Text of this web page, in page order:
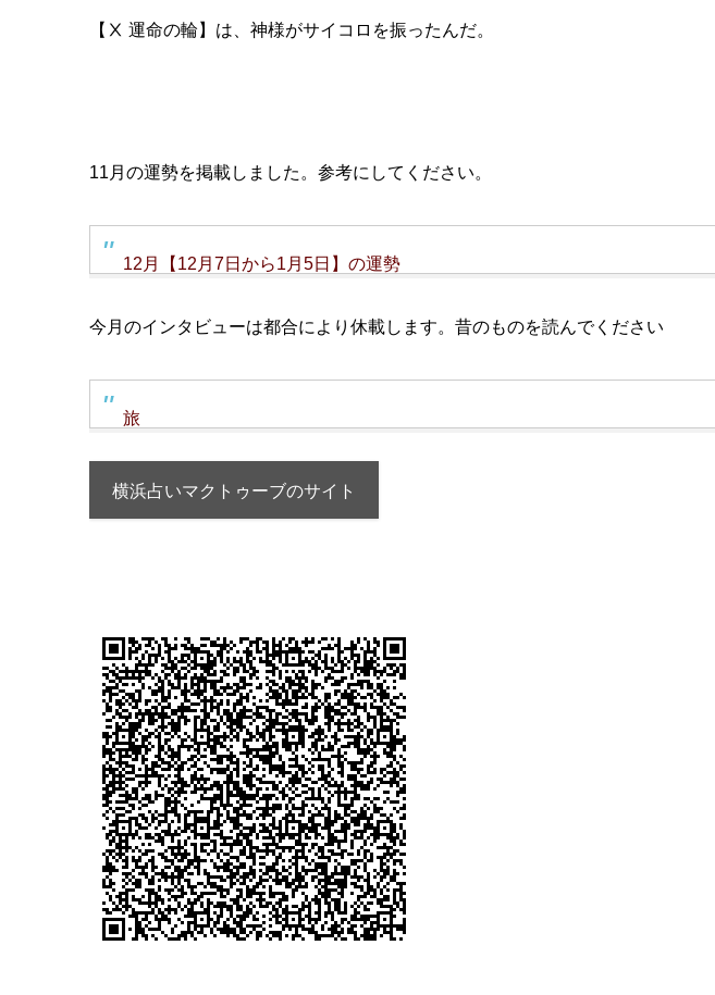
【Ⅹ 運命の輪】は、神様がサイコロを振ったんだ。
11月の運勢を掲載しました。参考にしてください。
12月【12月7日から1月5日】の運勢
今月のインタビューは都合により休載します。昔のものを読んでください
旅
横浜占いマクトゥーブのサイト